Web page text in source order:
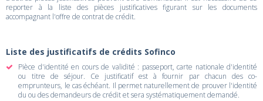
reporter à la liste des pièces justificatives figurant sur les documents
accompagnant l'offre de contrat de crédit.
Liste des justificatifs de crédits Sofinco
Pièce d'identité en cours de validité : passeport, carte nationale d'identité
ou titre de séjour. Ce justificatif est à fournir par chacun des co-
emprunteurs, le cas échéant. Il permet naturellement de prouver l'identité
du ou des demandeurs de crédit et sera systématiquement demandé.